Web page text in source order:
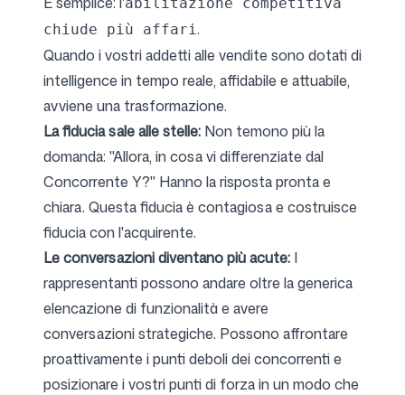
chiude più affari.
Quando i vostri addetti alle vendite sono dotati di
intelligence in tempo reale, affidabile e attuabile,
avviene una trasformazione.
La fiducia sale alle stelle: Non temono più la
domanda: "Allora, in cosa vi differenziate dal
Concorrente Y?" Hanno la risposta pronta e
chiara. Questa fiducia è contagiosa e costruisce
fiducia con l'acquirente.
Le conversazioni diventano più acute: I
rappresentanti possono andare oltre la generica
elencazione di funzionalità e avere
conversazioni strategiche. Possono affrontare
proattivamente i punti deboli dei concorrenti e
posizionare i vostri punti di forza in un modo che